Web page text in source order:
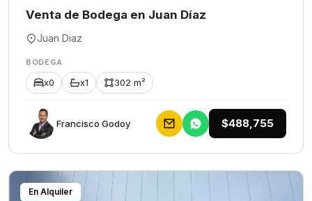
Venta de Bodega en Juan Díaz
Juan Diaz
BODEGA
x0 x1 302 m²
Francisco Godoy $488,755
En Alquiler